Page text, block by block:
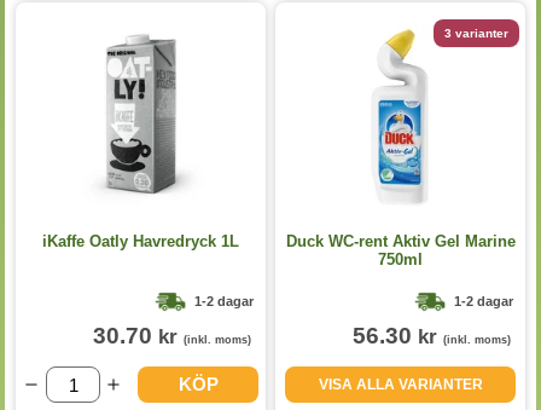
iKaffe Oatly Havredryck 1L
1-2 dagar
30.70 kr (inkl. moms)
KÖP
3 varianter
Duck WC-rent Aktiv Gel Marine
750ml
1-2 dagar
56.30 kr (inkl. moms)
VISA ALLA VARIANTER